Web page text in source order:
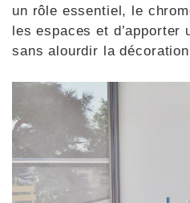
un rôle essentiel, le
les espaces et d’apporter
sans alourdir la